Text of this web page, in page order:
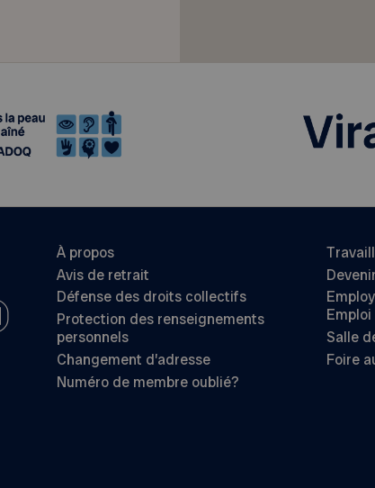
À propos
Avis de retrait
Défense des droits collectifs
Protection des renseignements
personnels
Changement d’adresse
Numéro de membre oublié?
Emploi
Salle
Foire